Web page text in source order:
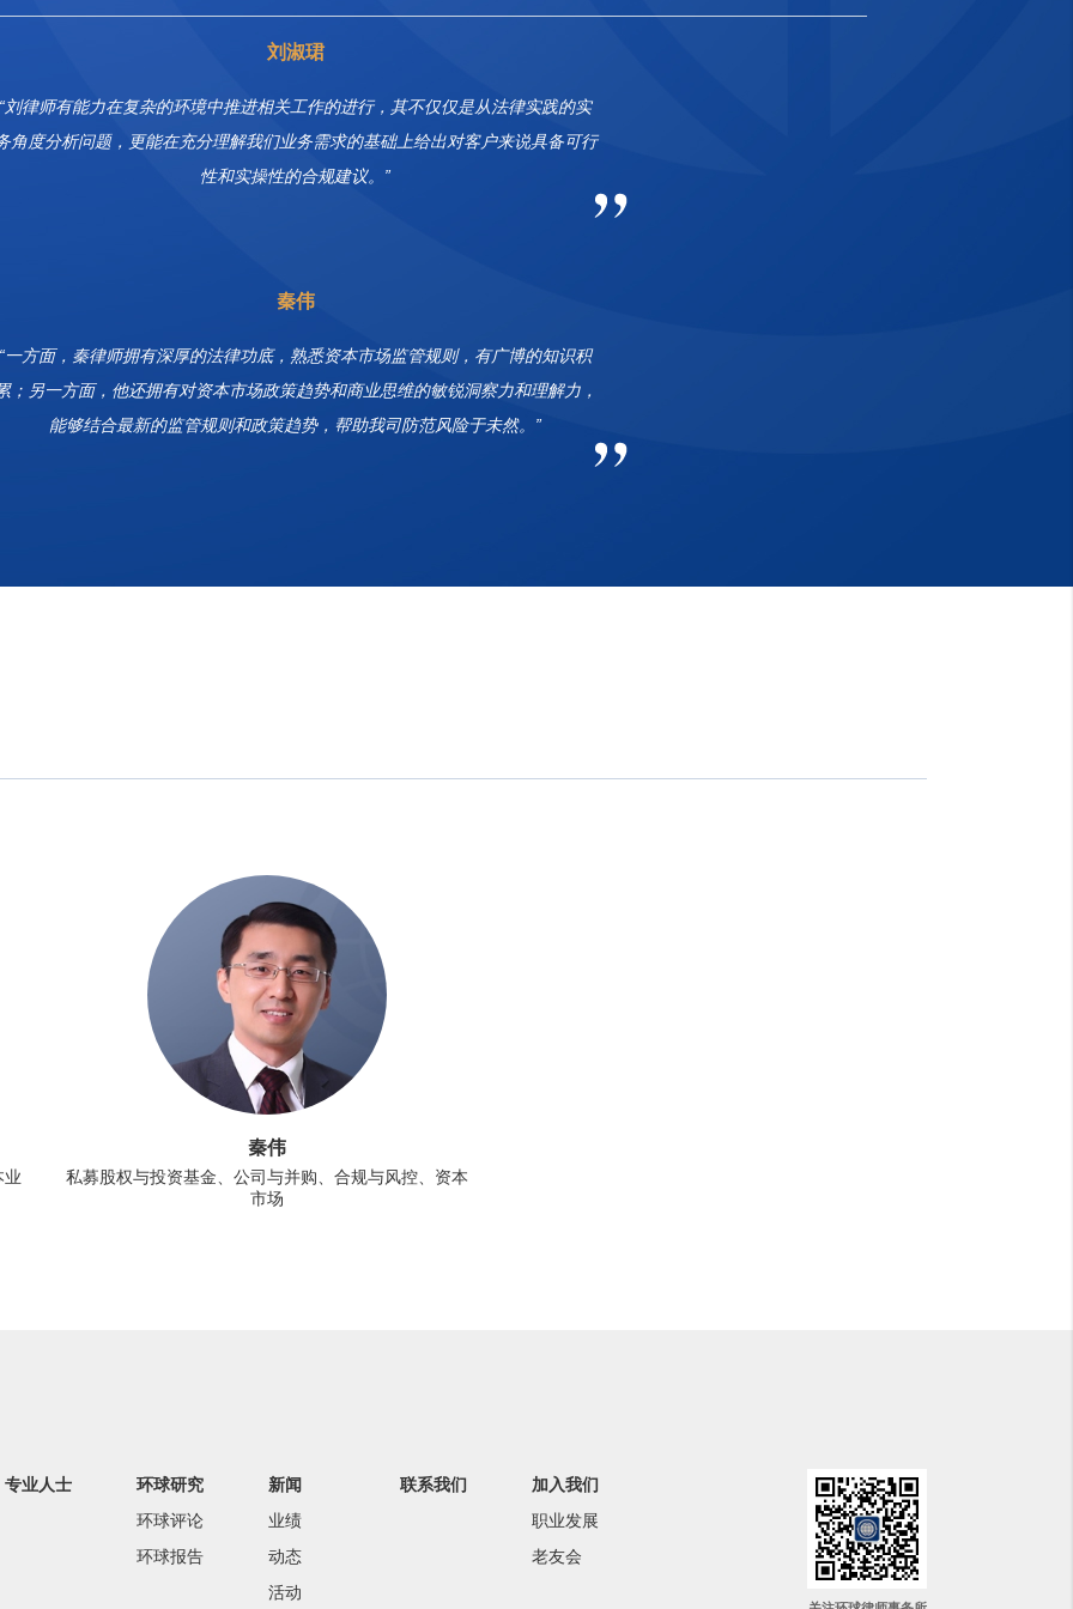
刘淑珺
“刘律师有能力在复杂的环境中推进相关工作的进行，其不仅仅是从法律实践的实
角度分析问题，更能在充分理解我们业务需求的基础上给出对客户来说具备可行
性和实操性的合规建议。”
秦伟
“一方面，秦律师拥有深厚的法律功底，熟悉资本市场监管规则，有广博的知识积
；另一方面，他还拥有对资本市场政策趋势和商业思维的敏锐洞察力和理解力，
能够结合最新的监管规则和政策趋势，帮助我司防范风险于未然。”
业
秦伟
私募股权与投资基金、公司与并购、合规与风控、资本
市场
专业人士
环球研究
环球评论
环球报告
新闻
业绩
动态
活动
联系我们
加入我们
职业发展
老友会